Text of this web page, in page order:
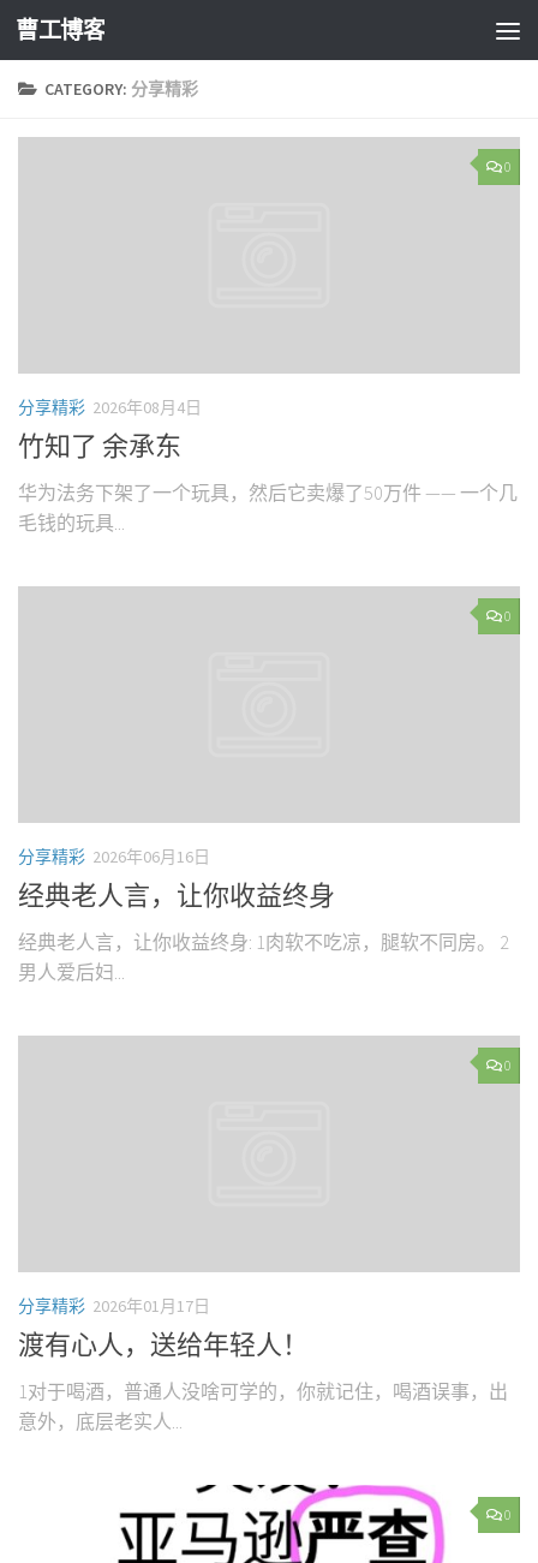
曹工博客
CATEGORY: 分享精彩
0
分享精彩 2026年08月4日
竹知了 余承东
华为法务下架了一个玩具，然后它卖爆了50万件 —— 一个几
毛钱的玩具...
0
分享精彩 2026年06月16日
经典老人言，让你收益终身
经典老人言，让你收益终身: 1肉软不吃凉，腿软不同房。 2
男人爱后妇...
0
分享精彩 2026年01月17日
渡有心人，送给年轻人！
1对于喝酒，普通人没啥可学的，你就记住，喝酒误事，出
意外，底层老实人...
0